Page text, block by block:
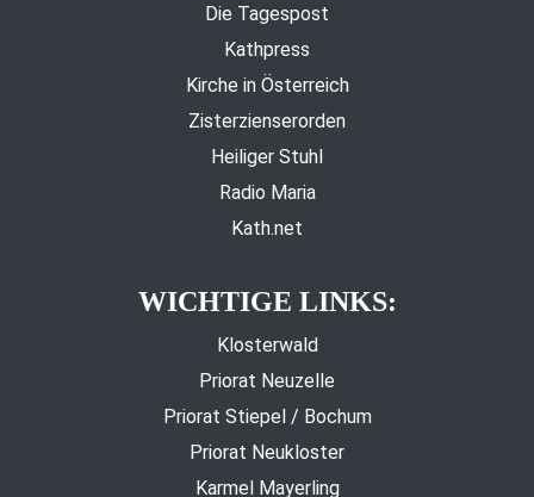
Die Tagespost
Kathpress
Kirche in Österreich
Zisterzienserorden
Heiliger Stuhl
Radio Maria
Kath.net
WICHTIGE LINKS:
Klosterwald
Priorat Neuzelle
Priorat Stiepel / Bochum
Priorat Neukloster
Karmel Mayerling